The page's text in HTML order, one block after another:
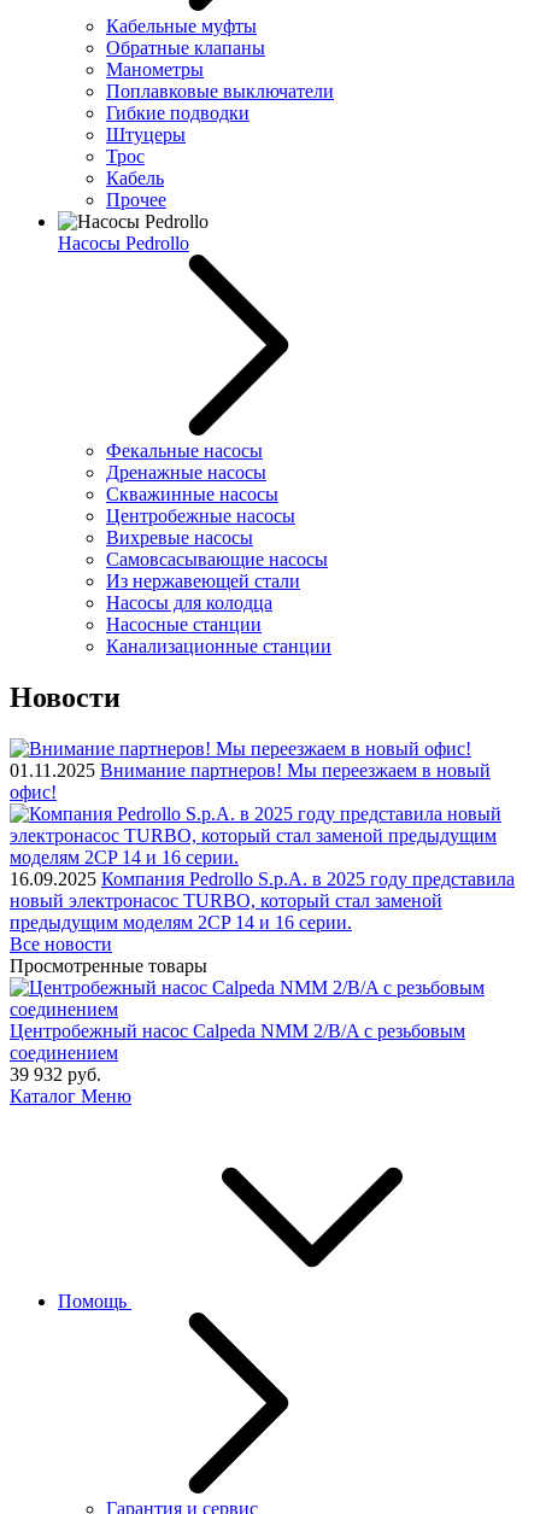
Кабельные муфты
Обратные клапаны
Манометры
Поплавковые выключатели
Гибкие подводки
Штуцеры
Трос
Кабель
Прочее
Насосы Pedrollo
Фекальные насосы
Дренажные насосы
Скважинные насосы
Центробежные насосы
Вихревые насосы
Самовсасывающие насосы
Из нержавеющей стали
Насосы для колодца
Насосные станции
Канализационные станции
Новости
01.11.2025 Внимание партнеров! Мы переезжаем в новый
офис!
16.09.2025 Компания Pedrollo S.p.A. в 2025 году представила
новый электронасос TURBO, который стал заменой
предыдущим моделям 2CP 14 и 16 серии.
Все новости
Просмотренные товары
Центробежный насос Calpeda NMM 2/B/A с резьбовым
соединением
39 932 руб.
Каталог Меню
Помощь
Гарантия и сервис